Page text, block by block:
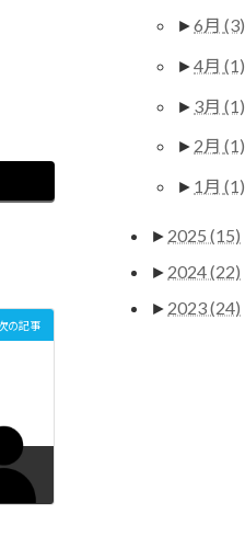
の記事
►6月(3)
►4月(1)
► 3月(1)
► 2月(1)
► 1月(1)
► 2025(15)
► 2024(22)
► 2023(24)